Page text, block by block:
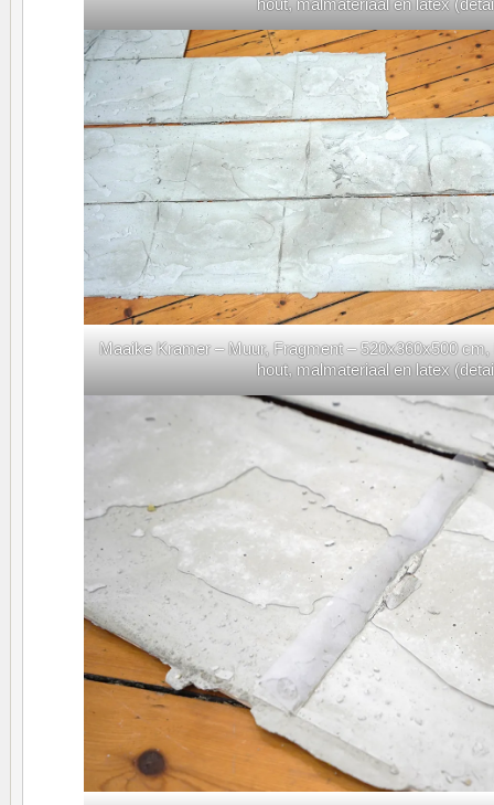
hout, malmateriaal en latex
Maaike Kramer – Muur, Fragment – 520x360x500
hout, malmateriaal en latex